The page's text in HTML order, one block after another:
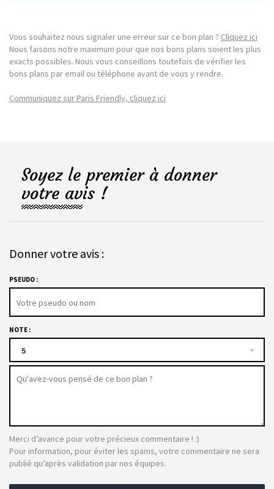
Vous souhaitez nous signaler une erreur sur ce bon plan ? Cliquez ici
Nous faisons notre maximum pour que nos bons plans soient les plus
exacts possibles. Nous vous conseillons toutefois de vérifier les
bons plans par email ou téléphone avant de vous y rendre.
Communiquez sur Paris Friendly, cliquez ici
Soyez le premier à donner
votre avis !
Donner votre avis :
PSEUDO :
NOTE :
5
Merci d’avance pour votre précieux commentaire ! :)
Pour information, pour éviter les spams, votre commentaire ne sera
publié qu’après validation par nos équipes.